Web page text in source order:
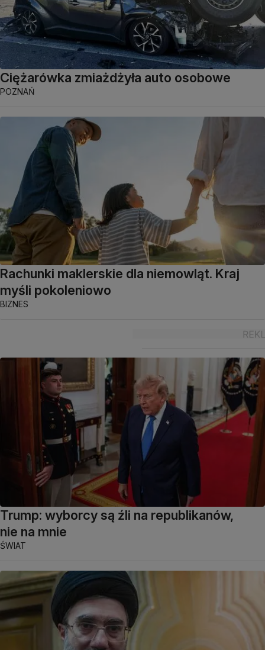
Ciężarówka zmiażdżyła auto osobowe
POZNAŃ
Rachunki maklerskie dla niemowląt. Kraj
myśli pokoleniowo
BIZNES
Trump: wyborcy są źli na republikanów,
nie na mnie
ŚWIAT